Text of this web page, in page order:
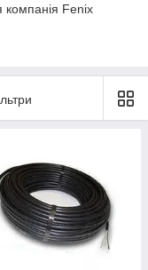
компанія Fenix
експортує у 38